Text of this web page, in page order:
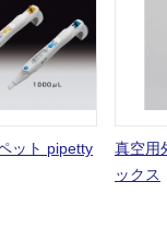
ット pipetty
真空用
ックス